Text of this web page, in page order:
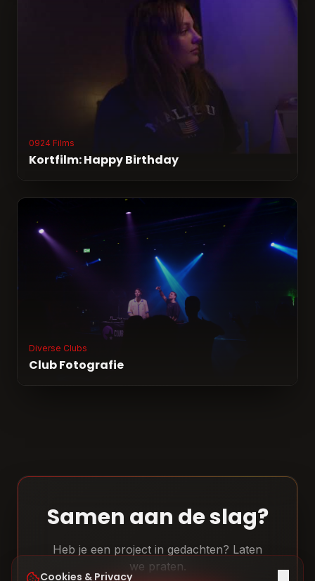
0924 Films
Kortfilm: Happy Birthday
Diverse Clubs
Club Fotografie
Samen aan de slag?
Heb je een project in gedachten? Laten
we praten.
Cookies & Privacy